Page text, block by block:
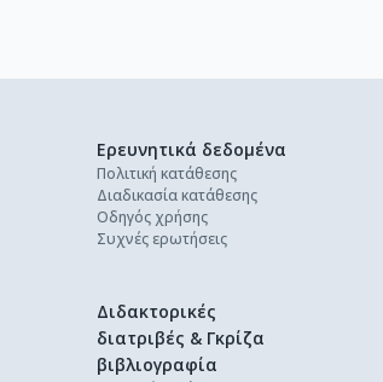
Ερευνητικά δεδομένα
Πολιτική κατάθεσης
Διαδικασία κατάθεσης
Οδηγός χρήσης
Συχνές ερωτήσεις
Διδακτορικές
διατριβές & Γκρίζα
βιβλιογραφία